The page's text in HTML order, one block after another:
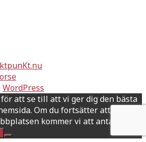
WordPress
att se till att vi ger dig den bästa
Om du fortsätter att
kommer vi att anta att du